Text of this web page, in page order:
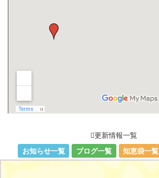
更新情報一覧
お知らせ一覧
ブログ一覧 知恵袋一覧